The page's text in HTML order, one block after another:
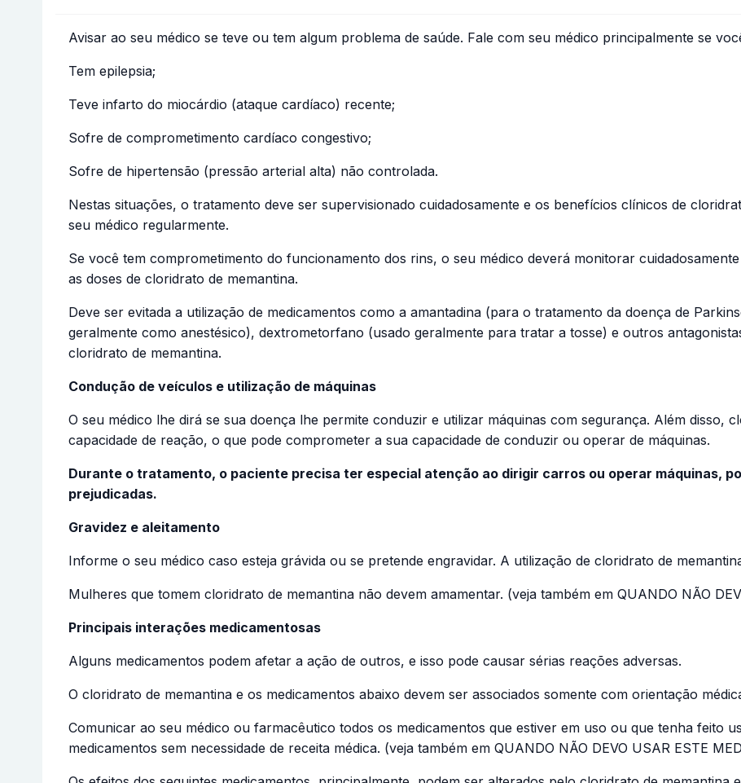
Avisar ao seu médico se teve ou tem algum problema de saúde. Fale com seu médico principalmente se
Tem epilepsia;
Teve infarto do miocárdio (ataque cardíaco) recente;
Sofre de comprometimento cardíaco congestivo;
Sofre de hipertensão (pressão arterial alta) não controlada.
Nestas situações, o tratamento deve ser supervisionado cuidadosamente e os benefícios clínicos de
seu médico regularmente.
Se você tem comprometimento do funcionamento dos rins, o seu médico deverá monitorar
as doses de cloridrato de memantina.
Deve ser evitada a utilização de medicamentos como a amantadina (para o tratamento da doença de
geralmente como anestésico), dextrometorfano (usado geralmente para tratar a tosse) e outros
cloridrato de memantina.
Condução de veículos e utilização de máquinas
O seu médico lhe dirá se sua doença lhe permite conduzir e utilizar máquinas com segurança. Além disso,
capacidade de reação, o que pode comprometer a sua capacidade de conduzir ou operar de máquinas.
Durante o tratamento, o paciente precisa ter especial atenção ao dirigir carros ou operar máquinas,
prejudicadas.
Gravidez e aleitamento
Informe o seu médico caso esteja grávida ou se pretende engravidar. A utilização de cloridrato de
Mulheres que tomem cloridrato de memantina não devem amamentar. (veja também em QUANDO NÃO
Principais interações medicamentosas
Alguns medicamentos podem afetar a ação de outros, e isso pode causar sérias reações adversas.
O cloridrato de memantina e os medicamentos abaixo devem ser associados somente com orientação
Comunicar ao seu médico ou farmacêutico todos os medicamentos que estiver em uso ou que tenha feito
medicamentos sem necessidade de receita médica. (veja também em QUANDO NÃO DEVO USAR ESTE